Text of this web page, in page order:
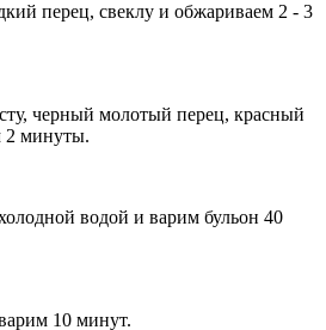
перец, свеклу и обжариваем 2 - 3
черный молотый перец, красный
2 минуты.
водой и варим бульон 40
10 минут.